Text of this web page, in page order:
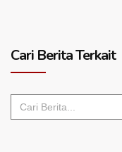
Cari Berita Terkait
Search
for: